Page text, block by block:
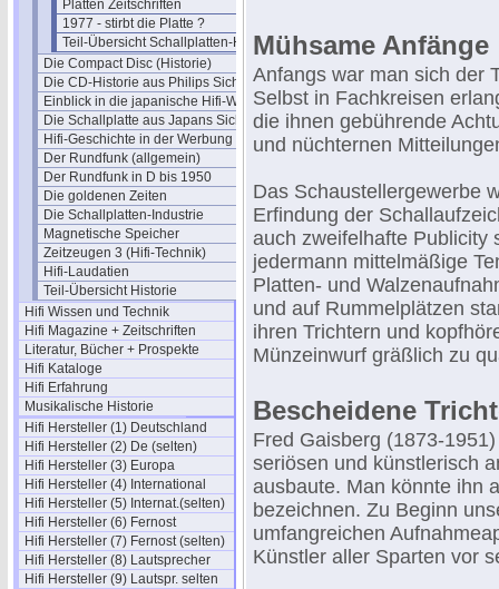
Platten Zeitschriften
1977 - stirbt die Platte ?
Teil-Übersicht Schallplatten-Historie
Die Compact Disc (Historie)
Die CD-Historie aus Philips Sicht
Einblick in die japanische Hifi-Welt
Die Schallplatte aus Japans Sicht
Hifi-Geschichte in der Werbung
Der Rundfunk (allgemein)
Der Rundfunk in D bis 1950
Die goldenen Zeiten
Die Schallplatten-Industrie
Magnetische Speicher
Zeitzeugen 3 (Hifi-Technik)
Hifi-Laudatien
Teil-Übersicht Historie
Hifi Wissen und Technik
Hifi Magazine + Zeitschriften
Literatur, Bücher + Prospekte
Hifi Kataloge
Hifi Erfahrung
Musikalische Historie
Hifi Hersteller (1) Deutschland
Hifi Hersteller (2) De (selten)
Hifi Hersteller (3) Europa
Hifi Hersteller (4) International
Hifi Hersteller (5) Internat.(selten)
Hifi Hersteller (6) Fernost
Hifi Hersteller (7) Fernost (selten)
Hifi Hersteller (8) Lautsprecher
Hifi Hersteller (9) Lautspr. selten
Mühsame Anfänge
Anfangs war man sich der
Selbst in Fachkreisen
die ihnen gebührende
und nüchternen
Das Schaustellergewerbe
Erfindung der
auch zweifelhafte Publicity
jedermann mittelmäßige
Platten- und
und auf Rummelplätzen
ihren Trichtern und
Münzeinwurf gräßlich zu
Bescheidene
Fred Gaisberg (1873-
seriösen und künstlerisch
ausbaute. Man könnte ihn
bezeichnen. Zu Beginn
umfangreichen
Künstler aller Sparten vor